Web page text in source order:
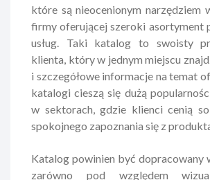
które są nieocenionym narzędziem
firmy oferującej szeroki asortyment
usług. Taki katalog to swoisty
klienta, który w jednym miejscu
i szczegółowe informacje na temat
katalogi cieszą się dużą
w sektorach, gdzie klienci cenią
spokojnego zapoznania się z
Katalog powinien być dopracowany
zarówno pod względem